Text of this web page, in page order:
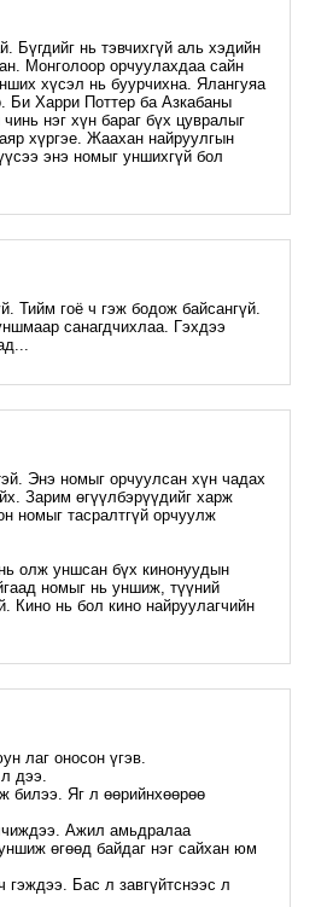
Бүгдийг нь тэвчихгүй аль хэдийн
Монголоор орчуулахдаа сайн
хүсэл нь буурчихна. Ялангуяа
Би Харри Поттер ба Азкабаны
нэг хүн бараг бүх цувралыг
хүргэе. Жаахан найруулгын
энэ номыг уншихгүй бол
Тийм гоё ч гэж бодож байсангүй.
санагдчихлаа. Гэхдээ
Энэ номыг орчуулсан хүн чадах
Зарим өгүүлбэрүүдийг харж
номыг тасралтгүй орчуулж
олж уншсан бүх кинонуудын
номыг нь уншиж, түүний
Кино нь бол кино найруулагчийн
лаг оносон үгэв.
дээ.
билээ. Яг л өөрийнхөөрөө
Ажил амьдралаа
өгөөд байдаг нэг сайхан юм
гэждээ. Бас л завгүйтснээс л